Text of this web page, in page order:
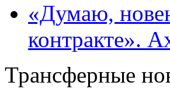
«Думаю,
контракте».
Трансферные